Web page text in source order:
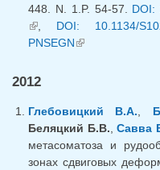
448. N. 1.P. 54-57. DOI:
(link is external)
DOI: 10.1134/
PNSEGN(link is external)
2012
Глебовицкий В.А.,
Беляцкий Б.В.,Савва
метасоматоза и
зонах сдвиговых